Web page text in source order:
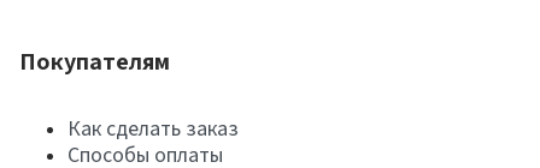
Покупателям
Как сделать заказ
Способы оплаты